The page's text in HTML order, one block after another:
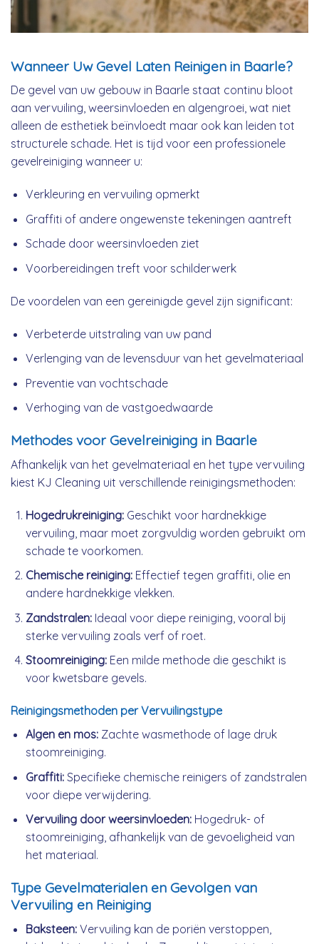
Wanneer Uw Gevel Laten Reinigen in Baarle?
De gevel van uw gebouw in Baarle staat continu bloot
aan vervuiling, weersinvloeden en algengroei, wat niet
alleen de esthetiek beïnvloedt maar ook kan leiden tot
structurele schade. Het is tijd voor een professionele
gevelreiniging wanneer u:
Verkleuring en vervuiling opmerkt
Graffiti of andere ongewenste tekeningen aantreft
Schade door weersinvloeden ziet
Voorbereidingen treft voor schilderwerk
De voordelen van een gereinigde gevel zijn significant:
Verbeterde uitstraling van uw pand
Verlenging van de levensduur van het gevelmateriaal
Preventie van vochtschade
Verhoging van de vastgoedwaarde
Methodes voor Gevelreiniging in Baarle
Afhankelijk van het gevelmateriaal en het type vervuiling
kiest KJ Cleaning uit verschillende reinigingsmethoden:
Hogedrukreiniging:Geschikt voor hardnekkige
vervuiling, maar moet zorgvuldig worden gebruikt om
schade te voorkomen.
Chemische reiniging:Effectief tegen graffiti, olie en
andere hardnekkige vlekken.
Zandstralen:Ideaal voor diepe reiniging, vooral bij
sterke vervuiling zoals verf of roet.
Stoomreiniging:Een milde methode die geschikt is
voor kwetsbare gevels.
Reinigingsmethoden per Vervuilingstype
Algen en mos:Zachte wasmethode of lage druk
stoomreiniging.
Graffiti:Specifieke chemische reinigers of zandstralen
voor diepe verwijdering.
Vervuiling door weersinvloeden:Hogedruk- of
stoomreiniging, afhankelijk van de gevoeligheid van
het materiaal.
Type Gevelmaterialen en Gevolgen van
Vervuiling en Reiniging
Baksteen:Vervuiling kan de poriën verstoppen,